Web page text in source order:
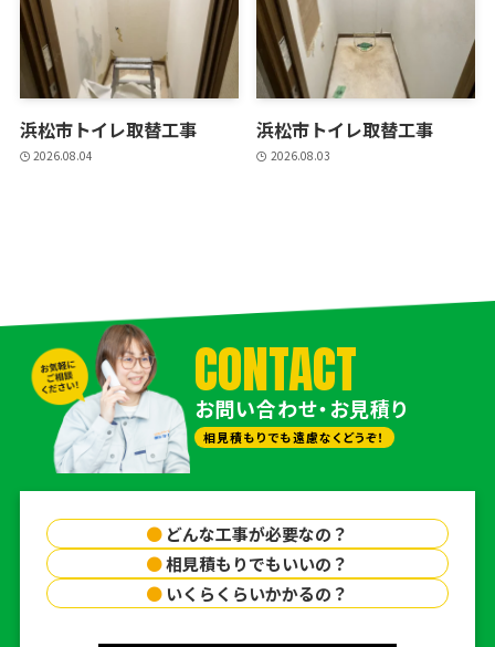
浜松市トイレ取替工事
2026.08.04
浜松市トイレ取替工事
2026.08.03
CONTACT
お問い合わせ・お見積り
相見積もりでも遠慮なくどうぞ！
● どんな工事が必要なの？
●相見積もりでもいいの？
● いくらくらいかかるの？